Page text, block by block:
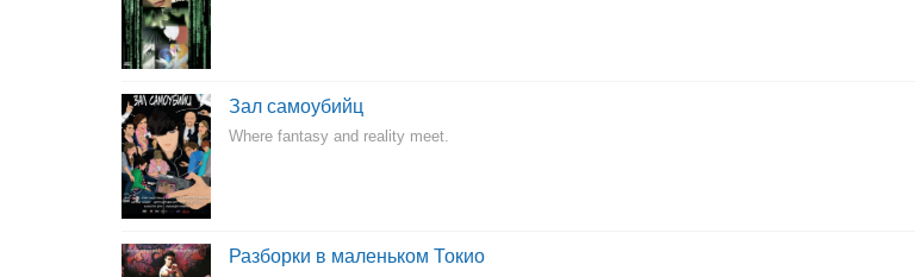
Зал самоубийц
Where fantasy and reality meet.
Разборки в маленьком Токио